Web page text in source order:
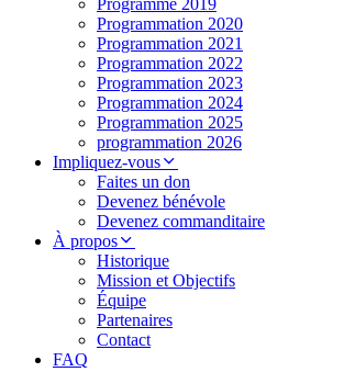
Programme 2019
Programmation 2020
Programmation 2021
Programmation 2022
Programmation 2023
Programmation 2024
Programmation 2025
programmation 2026
Impliquez-vous
Faites un don
Devenez bénévole
Devenez commanditaire
À propos
Historique
Mission et Objectifs
Équipe
Partenaires
Contact
FAQ